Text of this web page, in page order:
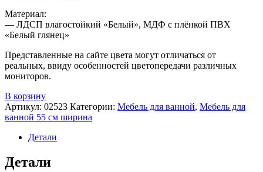
Материал:
— ЛДСП влагостойкий «Белый», МДФ с плёнкой ПВХ
«Белый глянец»
Представленные на сайте цвета могут отличаться от
реальных, ввиду особенностей цветопередачи различных
мониторов.
В корзину
Артикул: 02523 Категории: Мебель для ванной, Мебель для
ванной 55 см ширина
Детали
Детали